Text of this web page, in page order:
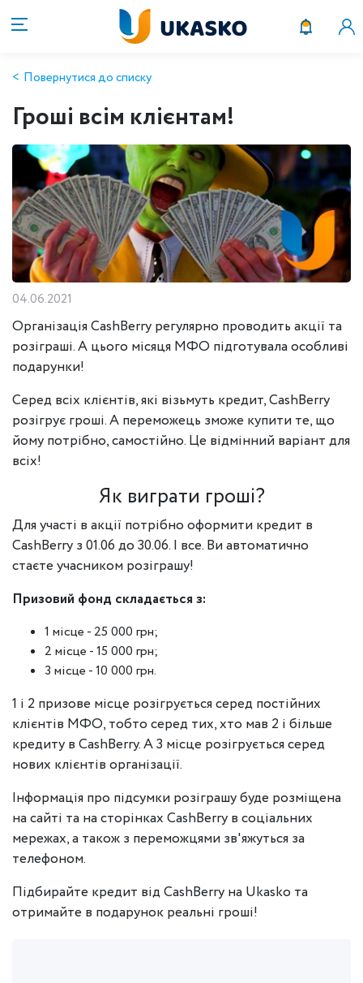
Повернутися до списку
Гроші всім клієнтам!
04.06.2021
Організація CashBerry регулярно проводить акції та
розіграші. А цього місяця МФО підготувала особливі
подарунки!
Серед всіх клієнтів, які візьмуть кредит, CashBerry
розігрує гроші. А переможець зможе купити те, що
йому потрібно, самостійно. Це відмінний варіант для
всіх!
Як виграти гроші?
Для участі в акції потрібно оформити кредит в
CashBerry з 01.06 до 30.06. І все. Ви автоматично
стаєте учасником розіграшу!
Призовий фонд складається з:
1 місце - 25 000 грн;
2 місце - 15 000 грн;
3 місце - 10 000 грн.
1 і 2 призове місце розігрується серед постійних
клієнтів МФО, тобто серед тих, хто мав 2 і більше
кредиту в CashBerry. А 3 місце розігрується серед
нових клієнтів організації.
Інформація про підсумки розіграшу буде розміщена
на сайті та на сторінках CashBerry в соціальних
мережах, а також з переможцями зв'яжуться за
телефоном.
Підбирайте кредит від CashBerry на Ukasko та
отримайте в подарунок реальні гроші!